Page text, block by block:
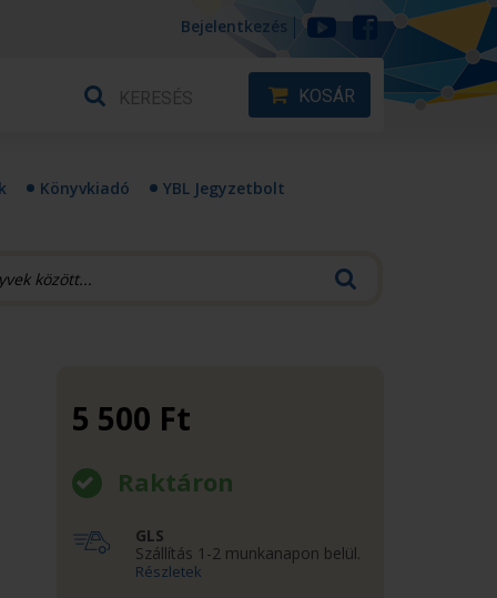
Bejelentkezés
KOSÁR
Könyvkiadó YBL Jegyzetbolt
5 500 Ft
Raktáron
GLS
Szállítás 1-2 munkanapon belül.
Részletek